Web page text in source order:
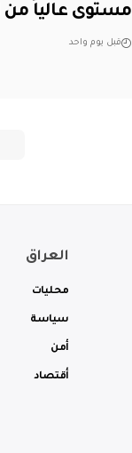
مستوى عالياً من
قبل يوم واحد
العراق
محليات
سياسة
أمن
أقتصاد